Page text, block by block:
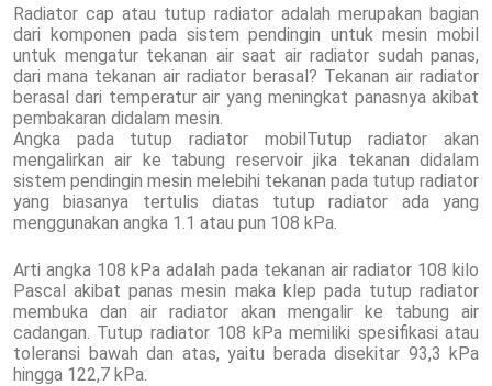
Radiator cap atau tutup radiator adalah merupakan bagian
dari komponen pada sistem pendingin untuk mesin mobil
untuk mengatur tekanan air saat air radiator sudah panas,
dari mana tekanan air radiator berasal? Tekanan air radiator
berasal dari temperatur air yang meningkat panasnya akibat
pembakaran didalam mesin.
Angka pada tutup radiator mobilTutup radiator akan
mengalirkan air ke tabung reservoir jika tekanan didalam
sistem pendingin mesin melebihi tekanan pada tutup radiator
yang biasanya tertulis diatas tutup radiator ada yang
menggunakan angka 1.1 atau pun 108 kPa.
Arti angka 108 kPa adalah pada tekanan air radiator 108 kilo
Pascal akibat panas mesin maka klep pada tutup radiator
membuka dan air radiator akan mengalir ke tabung air
cadangan. Tutup radiator 108 kPa memiliki spesifikasi atau
toleransi bawah dan atas, yaitu berada disekitar 93,3 kPa
hingga 122,7 kPa.